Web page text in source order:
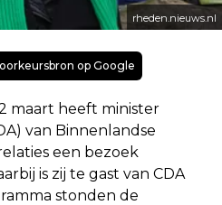
rheden.nieuws.nl
op Google
maart heeft minister
van Binnenlandse
een bezoek
is zij te gast van CDA
stonden de